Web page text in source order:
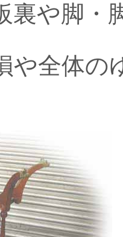
裏や脚・
や全体の